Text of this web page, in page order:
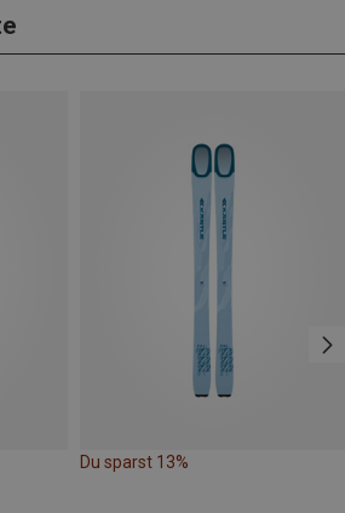
Du sparst 13%